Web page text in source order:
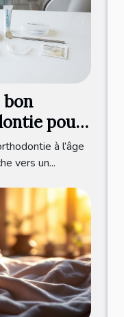
pour
à l’âge
vers un...